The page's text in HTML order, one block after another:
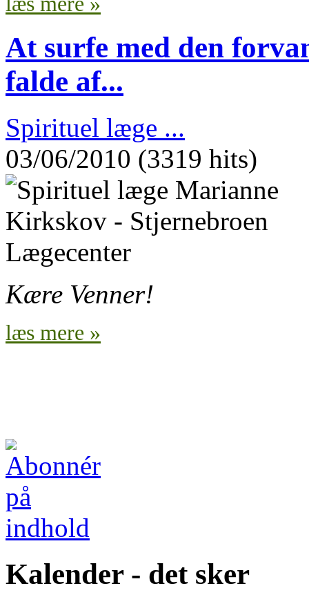
At surfe med den
falde af...
Spirituel læge ...
03/06/2010 (3319 hits)
Kære Venner!
læs mere »
Kalender - det sker